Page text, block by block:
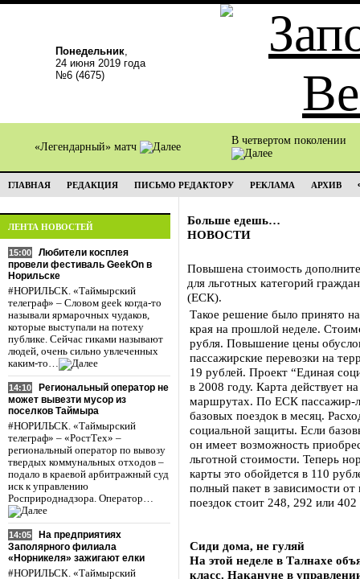
Понедельник,
24 июня 2019 года
№6 (4675)
«Легендарный» матч
В четвертом поколении
ГЛАВНАЯ РЕДАКЦИЯ ПИСЬМО РЕДАКТОРУ РЕКЛАМА АРХИВ
ЛЕНТА НОВОСТЕЙ
15:00
Любители косплея
провели фестиваль GeekOn в
Норильске
#НОРИЛЬСК. «Таймырский
телеграф» – Словом geek когда-то
называли ярмарочных чудаков,
которые выступали на потеху
публике. Сейчас гиками называют
людей, очень сильно увлеченных
каким-то…
14:10
Региональный оператор не
может вывезти мусор из
поселков Таймыра
#НОРИЛЬСК. «Таймырский
телеграф» – «РостТех» –
региональный оператор по вывозу
твердых коммунальных отходов –
подало в краевой арбитражный суд
иск к управлению
Росприроднадзора. Оператор…
14:05
На предприятиях
Заполярного филиала
«Норникеля» зажигают елки
#НОРИЛЬСК. «Таймырский
Больше едешь…
НОВОСТИ
Повышена стоимость
для льготных категорий
(ЕСК).
Такое решение было принято
края на прошлой неделе.
рубля. Повышение цены
пассажирские перевозки на
19 рублей. Проект “Единая
в 2008 году. Карта действует
маршрутах. По ЕСК пассажир-
базовых поездок в месяц.
социальной защиты. Если
он имеет возможность
льготной стоимости. Теперь
карты это обойдется в 110
полный пакет в зависимости
поездок стоит 248, 292 или 402
Сиди дома, не гуляй
На этой неделе в Талнахе
класс. Накануне в